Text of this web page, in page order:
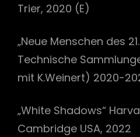
Trier, 2020 (E)
„Neue Menschen des
Technische
mit K.Weinert) 2020-
„White Shadows“
Cambridge USA, 2022